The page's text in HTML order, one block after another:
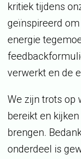
kritiek tijdens
geïnspireerd
energie
verwerkt en de
We zijn trots op
bereikt en
brengen.
onderdeel is